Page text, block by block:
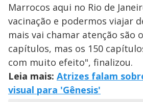
Marrocos aqui no Rio de
vacinação e podermos viajar
mais vai chamar atenção são
capítulos, mas os 150
com muito efeito", finalizou.
Leia mais: Atrizes falam
visual para 'Gênesis'